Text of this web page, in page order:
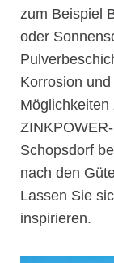
zum Beispiel
oder
Korrosion
Schopsdorf
nach den
Lassen Sie
inspirieren.